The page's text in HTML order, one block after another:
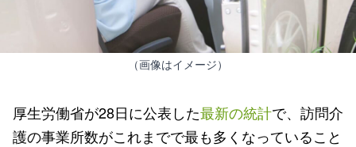
（画像はイメージ）
厚生労働省が28日に公表した最新の統計で、訪問介
護の事業所数がこれまでで最も多くなっていること